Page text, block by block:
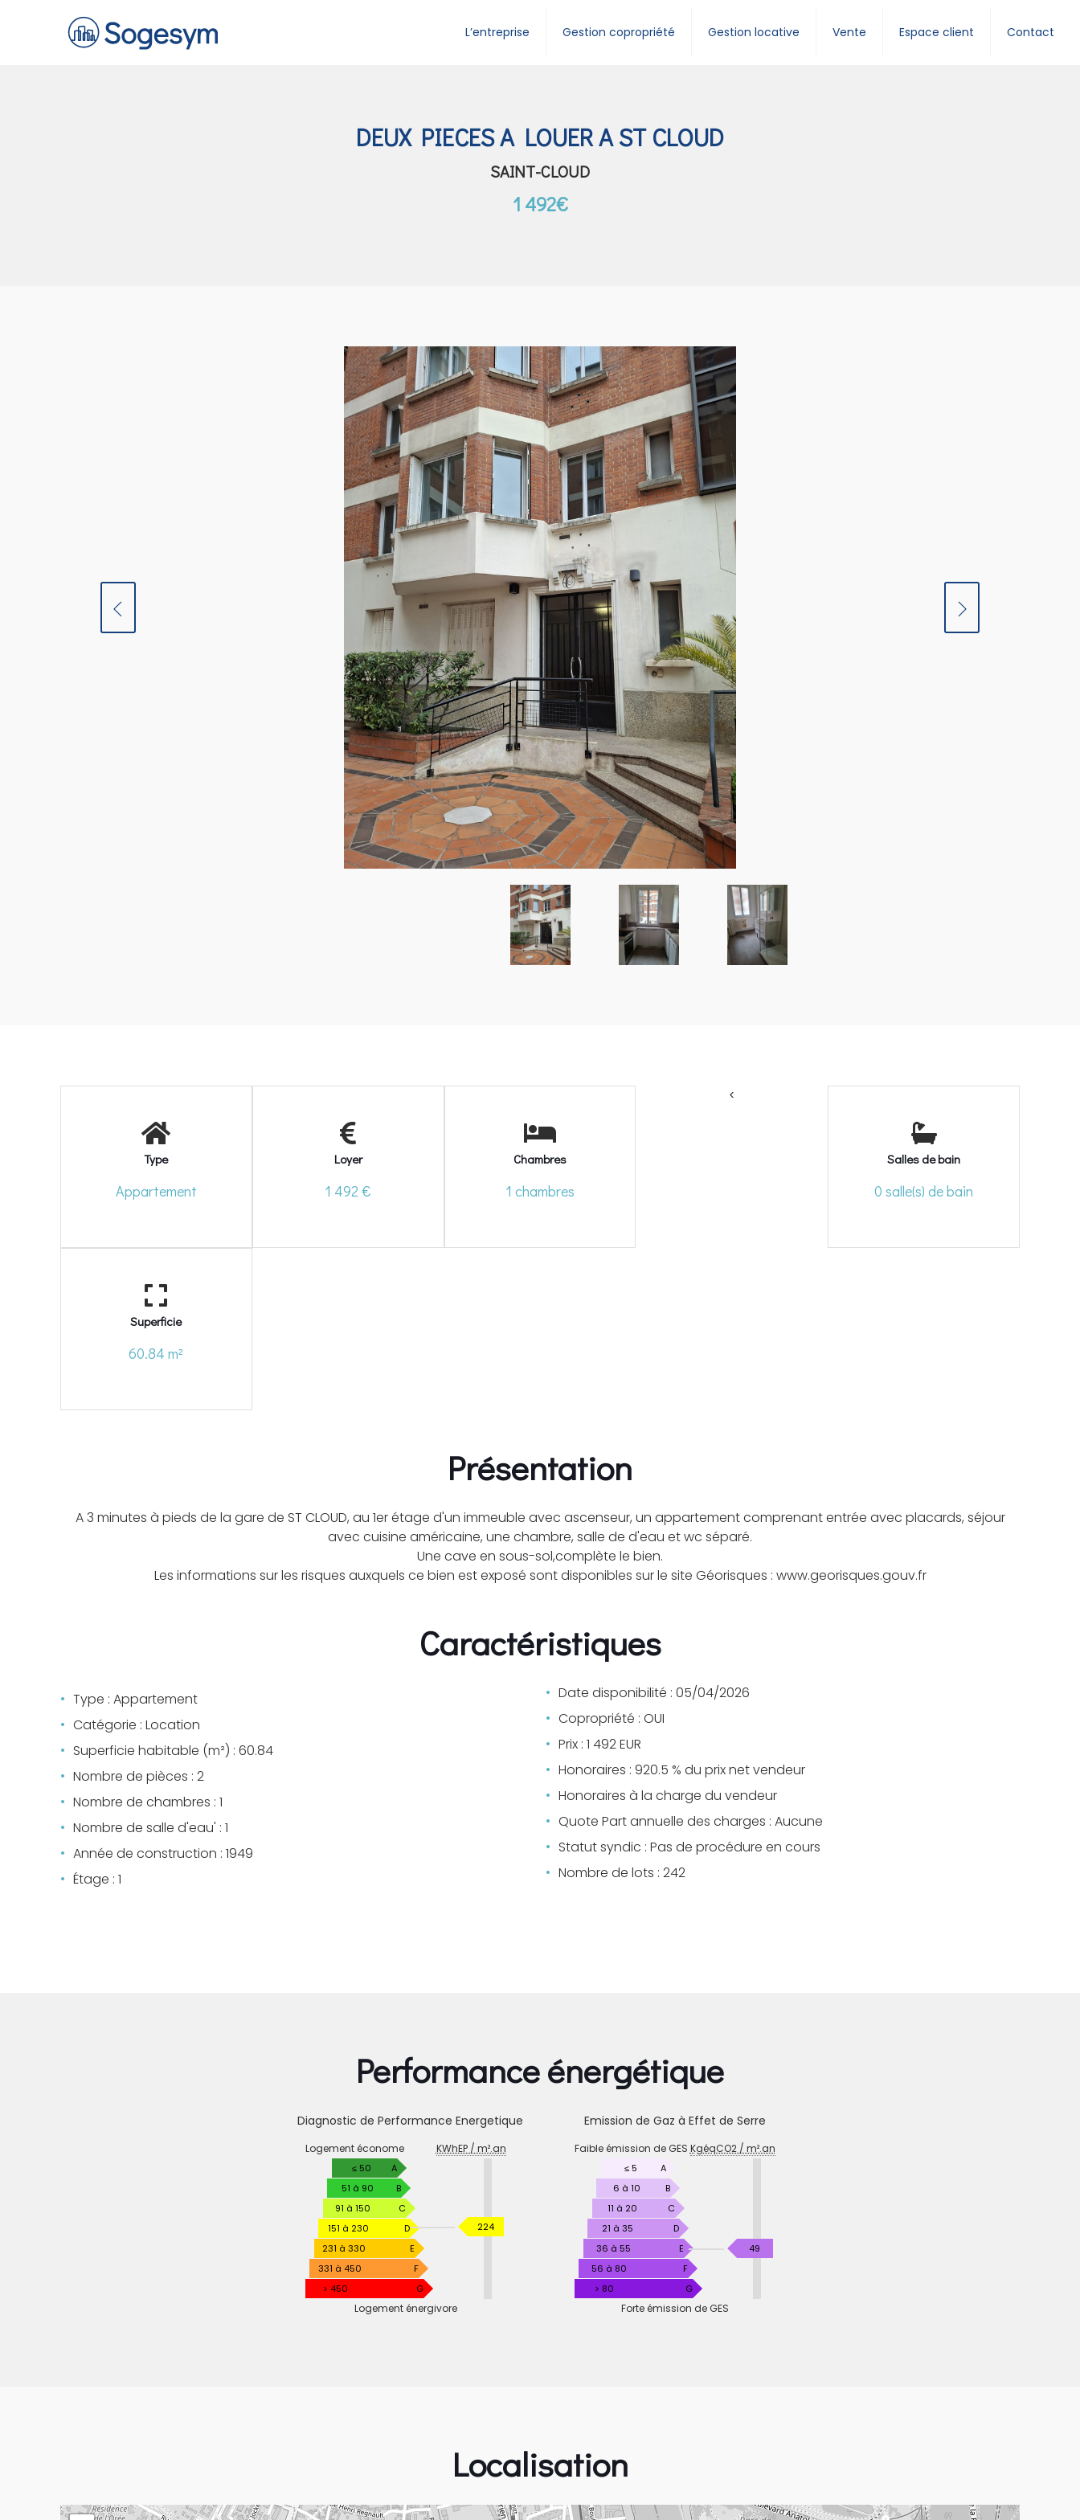
L’entreprise Gestion copropriété Gestion locative Vente Espace client Contact
DEUX PIECES A LOUER A ST CLOUD
SAINT-CLOUD
1 492€
Type
Appartement
Loyer
1 492 €
Chambres
1 chambres
<
Salles de bain
0 salle(s) de bain
Superficie
60.84 m²
Présentation
A 3 minutes à pieds de la gare de ST CLOUD, au 1er étage d'un immeuble avec ascenseur, un appartement comprenant entrée avec placards, séjour
avec cuisine américaine, une chambre, salle de d'eau et wc séparé.
Une cave en sous-sol,complète le bien.
Les informations sur les risques auxquels ce bien est exposé sont disponibles sur le site Géorisques : www.georisques.gouv.fr
Caractéristiques
Type : Appartement
Catégorie : Location
Superficie habitable (m²) : 60.84
Nombre de pièces : 2
Nombre de chambres : 1
Nombre de salle d'eau' : 1
Année de construction : 1949
Étage : 1
Date disponibilité : 05/04/2026
Copropriété : OUI
Prix : 1 492 EUR
Honoraires : 920.5 % du prix net vendeur
Honoraires à la charge du vendeur
Quote Part annuelle des charges : Aucune
Statut syndic : Pas de procédure en cours
Nombre de lots : 242
Performance énergétique
Diagnostic de Performance Energetique
DE
PERFORMANCE
ENERGETIQUE
Logement économe KWhEP / m².an
≤ 50
A
51 à 90
B
91 à 150
C
151 à 230
D
231 à 330
E
331 à 450
F
> 450
G
224KWhEP
Logement énergivore
Emission de Gaz à Effet de Serre
DE
EFFET
SERRE
Faible émission de GES KgéqCO2 / m².an
≤ 5
A
6 à 10
B
11 à 20
C
21 à 35
D
36 à 55
E
56 à 80
F
> 80
G
49
Forte émission de GES
Localisation